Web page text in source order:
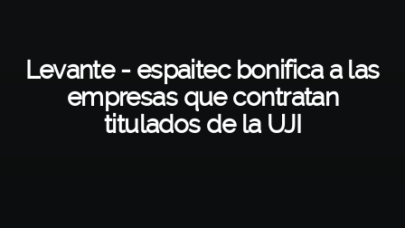
Levante - espaitec bonifica a las
empresas que contratan
titulados de la UJI